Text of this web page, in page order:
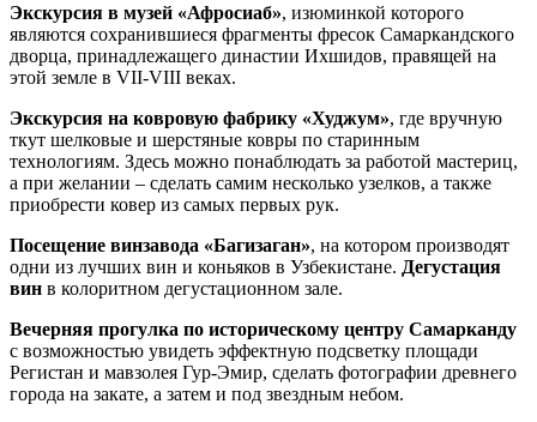
Экскурсия в музей «Афросиаб», изюминкой которого
являются сохранившиеся фрагменты фресок Самаркандского
дворца, принадлежащего династии Ихшидов, правящей на
этой земле в VII-VIII веках.
Экскурсия на ковровую фабрику «Худжум», где вручную
ткут шелковые и шерстяные ковры по старинным
технологиям. Здесь можно понаблюдать за работой мастериц,
а при желании – сделать самим несколько узелков, а также
приобрести ковер из самых первых рук.
Посещение винзавода «Багизаган», на котором производят
одни из лучших вин и коньяков в Узбекистане. Дегустация
вин в колоритном дегустационном зале.
Вечерняя прогулка по историческому центру Самарканду
с возможностью увидеть эффектную подсветку площади
Регистан и мавзолея Гур-Эмир, сделать фотографии древнего
города на закате, а затем и под звездным небом.